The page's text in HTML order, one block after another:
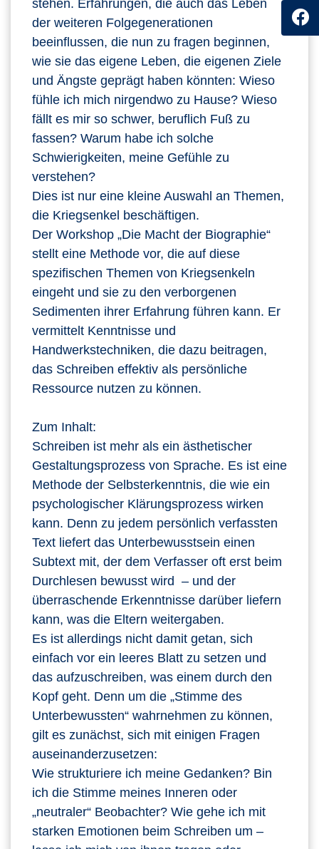
stehen. Erfahrungen, die auch das Leben
der weiteren Folgegenerationen
beeinflussen, die nun zu fragen beginnen,
wie sie das eigene Leben, die eigenen Ziele
und Ängste geprägt haben könnten: Wieso
fühle ich mich nirgendwo zu Hause? Wieso
fällt es mir so schwer, beruflich Fuß zu
fassen? Warum habe ich solche
Schwierigkeiten, meine Gefühle zu
verstehen?
Dies ist nur eine kleine Auswahl an Themen,
die Kriegsenkel beschäftigen.
Der Workshop „Die Macht der Biographie“
stellt eine Methode vor, die auf diese
spezifischen Themen von Kriegsenkeln
eingeht und sie zu den verborgenen
Sedimenten ihrer Erfahrung führen kann. Er
vermittelt Kenntnisse und
Handwerkstechniken, die dazu beitragen,
das Schreiben effektiv als persönliche
Ressource nutzen zu können.
Zum Inhalt:
Schreiben ist mehr als ein ästhetischer
Gestaltungsprozess von Sprache. Es ist eine
Methode der Selbsterkenntnis, die wie ein
psychologischer Klärungsprozess wirken
kann. Denn zu jedem persönlich verfassten
Text liefert das Unterbewusstsein einen
Subtext mit, der dem Verfasser oft erst beim
Durchlesen bewusst wird – und der
überraschende Erkenntnisse darüber liefern
kann, was die Eltern weitergaben.
Es ist allerdings nicht damit getan, sich
einfach vor ein leeres Blatt zu setzen und
das aufzuschreiben, was einem durch den
Kopf geht. Denn um die „Stimme des
Unterbewussten“ wahrnehmen zu können,
gilt es zunächst, sich mit einigen Fragen
auseinanderzusetzen:
Wie strukturiere ich meine Gedanken? Bin
ich die Stimme meines Inneren oder
„neutraler“ Beobachter? Wie gehe ich mit
starken Emotionen beim Schreiben um –